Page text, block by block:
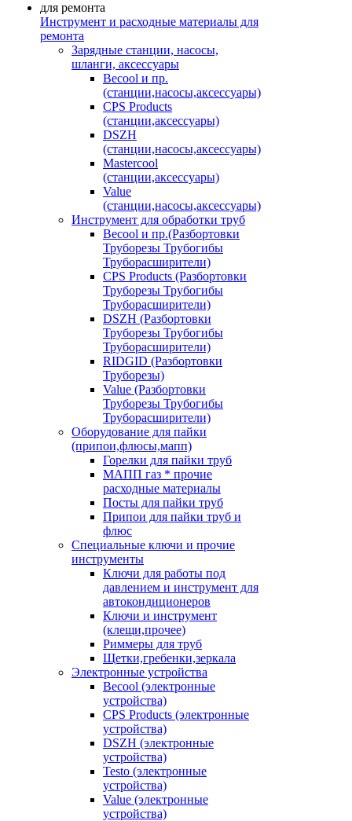
Инструмент и расходные материалы для
ремонта
Зарядные станции, насосы,
шланги, аксессуары
Becool и пр.
(станции,насосы,аксессуары)
CPS Products
(станции,аксессуары)
DSZH
(станции,насосы,аксессуары)
Mastercool
(станции,аксессуары)
Value
(станции,насосы,аксессуары)
Инструмент для обработки труб
Becool и пр.(Разбортовки
Труборезы Трубогибы
Труборасширители)
CPS Products (Разбортовки
Труборезы Трубогибы
Труборасширители)
DSZH (Разбортовки
Труборезы Трубогибы
Труборасширители)
RIDGID (Разбортовки
Труборезы)
Value (Разбортовки
Труборезы Трубогибы
Труборасширители)
Оборудование для пайки
(припои,флюсы,мапп)
Горелки для пайки труб
МАПП газ * прочие
расходные материалы
Посты для пайки труб
Припои для пайки труб и
флюс
Специальные ключи и прочие
инструменты
Ключи для работы под
давлением и инструмент для
автокондиционеров
Ключи и инструмент
(клещи,прочее)
Риммеры для труб
Щетки,гребенки,зеркала
Электронные устройства
Becool (электронные
устройства)
CPS Products (электронные
устройства)
DSZH (электронные
устройства)
Testo (электронные
устройства)
Value (электронные
устройства)